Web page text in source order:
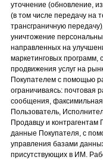
уточнение (обновление,
(в том числе передачу на
трансграничную
уничтожение
направленных на
маркетинговых программ,
продвижения услуг на
Покупателем с помощью
ограничиваясь: почтовая
сообщения, факсимильная
Пользователь,
Продавцу и
данные Покупателя, с
управления базами
присутствующих в ИМ.